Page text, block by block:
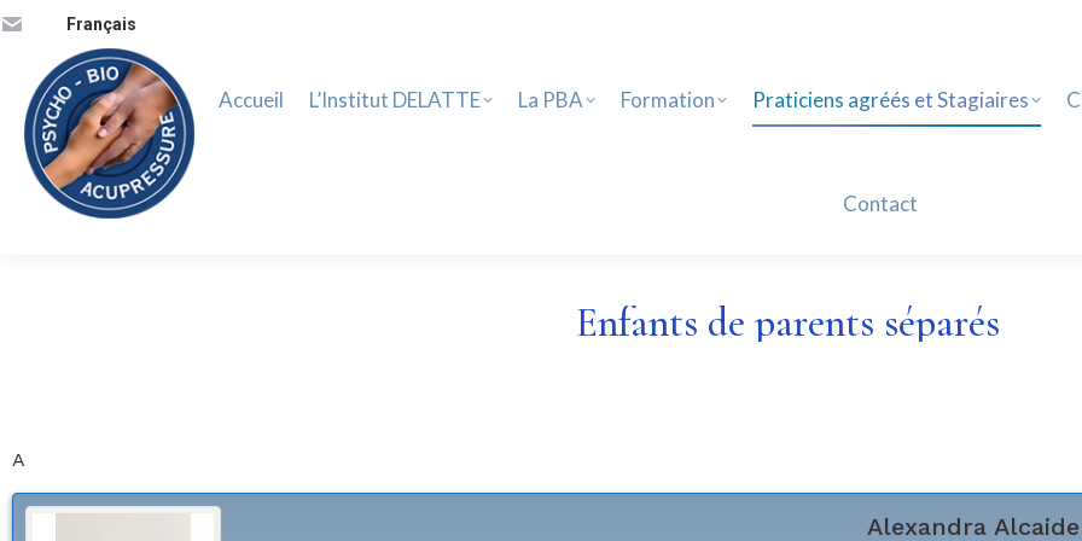
Français
Accueil L’Institut DELATTE La PBA Formation Praticiens agréés et Stagiaires
Contact
Enfants de parents séparés
A
Alexandra